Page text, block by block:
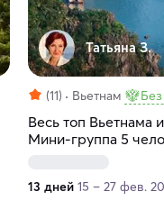
Татьяна З.
(11) Вьетнам
Весь топ Вьетнама
Мини-группа 5
13 дней 15 – 27 фев.